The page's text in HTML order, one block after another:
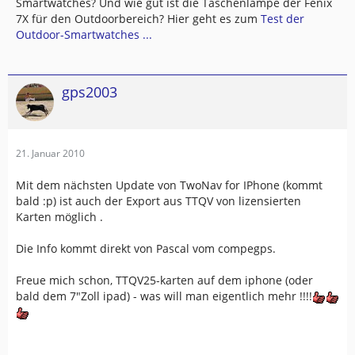
7X für den Outdoorbereich? Hier geht es zum Test der
Outdoor-Smartwatches ...
gps2003
21. Januar 2010
Mit dem nächsten Update von TwoNav for IPhone (kommt
bald :p) ist auch der Export aus TTQV von lizensierten
Karten möglich .
Die Info kommt direkt von Pascal vom compegps.
Freue mich schon, TTQV25-karten auf dem iphone (oder
bald dem 7"Zoll ipad) - was will man eigentlich mehr !!!!